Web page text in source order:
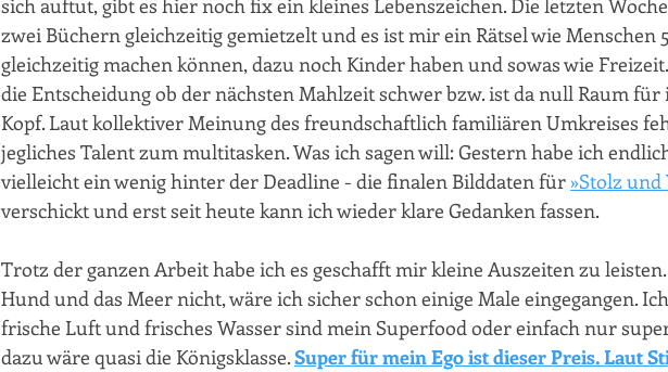
sich auftut, gibt es hier noch fix ein kleines Lebenszeichen. Die letzten
zwei Büchern gleichzeitig gemietzelt und es ist mir ein Rätsel wie Menschen
gleichzeitig machen können, dazu noch Kinder haben und sowas wie
die Entscheidung ob der nächsten Mahlzeit schwer bzw. ist da null Raum
Kopf. Laut kollektiver Meinung des freundschaftlich familiären Umkreises
jegliches Talent zum multitasken. Was ich sagen will: Gestern habe ich
vielleicht ein wenig hinter der Deadline - die finalen Bilddaten für »Stolz
verschickt und erst seit heute kann ich wieder klare Gedanken fassen.
Trotz der ganzen Arbeit habe ich es geschafft mir kleine Auszeiten zu
Hund und das Meer nicht, wäre ich sicher schon einige Male eingegangen.
frische Luft und frisches Wasser sind mein Superfood oder einfach nur
dazu wäre quasi die Königsklasse. Super für mein Ego ist dieser Preis. Laut